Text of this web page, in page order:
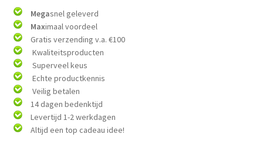
Megasnel geleverd
Maximaal voordeel
Gratis verzending v.a. €100
Kwaliteitsproducten
Superveel keus
Echte productkennis
Veilig betalen
14 dagen bedenktijd
Levertijd 1-2 werkdagen
Altijd een top cadeau idee!